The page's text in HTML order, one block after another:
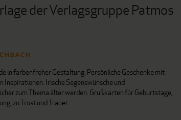
der Verlagsgruppe Patmos
in farbenfroher Gestaltung: Persönliche Geschenke mit
Inspirationen. Irische Segenswünsche und
zum Thema älter werden. Grußkarten für Geburtstage,
zu Trost und Trauer.